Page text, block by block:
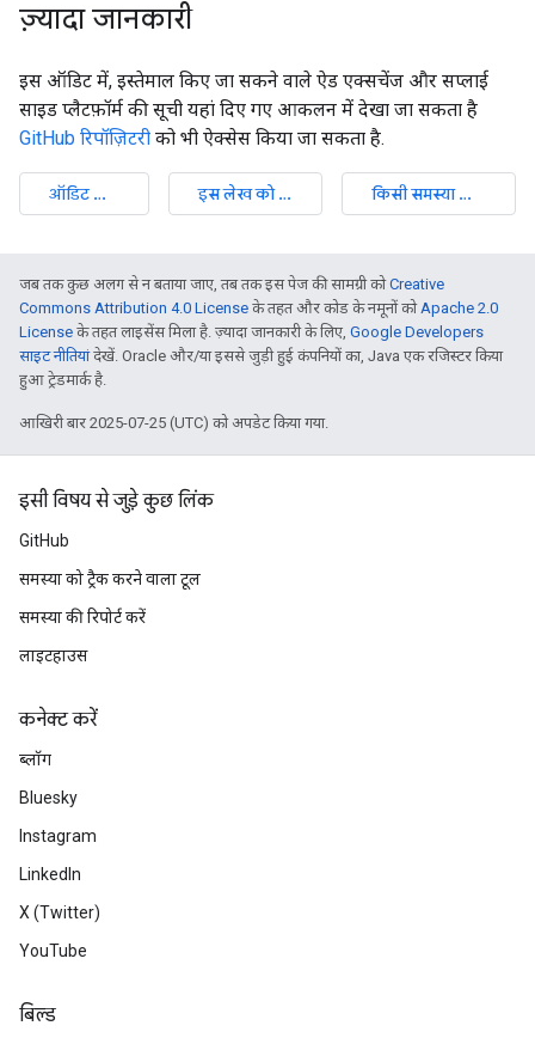
ज़्यादा जानकारी
इस ऑडिट में, इस्तेमाल किए जा सकने वाले ऐड एक्सचेंज और सप्लाई
साइड प्लैटफ़ॉर्म की सूची यहां दिए गए आकलन में देखा जा सकता है
GitHub रिपॉज़िटरी को भी ऐक्सेस किया जा सकता है.
ऑडिट सोर्स देखना इस लेख को बेहतर बनाएं किसी समस्या की शिकायत करें
जब तक कुछ अलग से न बताया जाए, तब तक इस पेज की सामग्री कोCreative
Commons Attribution 4.0 License के तहत और कोड के नमूनों कोApache 2.0
License के तहत लाइसेंस मिला है. ज़्यादा जानकारी के लिए, Google Developers
साइट नीतियांदेखें. Oracle और/या इससे जुड़ी हुई कंपनियों का, Java एक रजिस्टर किया
हुआ ट्रेडमार्क है.
आखिरी बार 2025-07-25 (UTC) को अपडेट किया गया.
इसी विषय से जुड़े कुछ लिंक
GitHub
समस्या को ट्रैक करने वाला टूल
समस्या की रिपोर्ट करें
लाइटहाउस
कनेक्ट करें
ब्लॉग
Bluesky
Instagram
LinkedIn
X (Twitter)
YouTube
बिल्ड